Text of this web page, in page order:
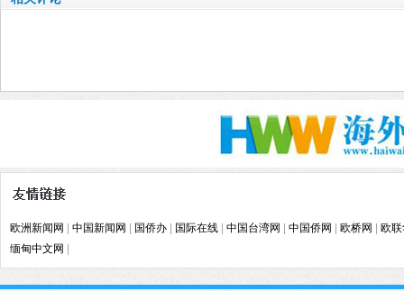
欧洲新闻网 | 中国新闻网 | 国侨办 | 国际在线 | 中国台湾网 | 中国侨网 | 欧桥网 | 欧
缅甸中文网 |